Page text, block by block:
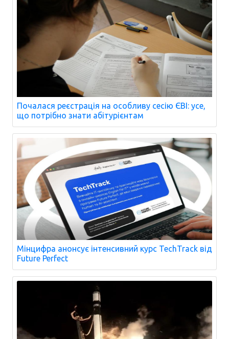
Почалася реєстрація на особливу сесію ЄВІ: усе,
що потрібно знати абітурієнтам
Мінцифра анонсує інтенсивний курс TechTrack від
Future Perfect